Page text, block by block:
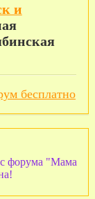
и
бесплатно
форума "Мама